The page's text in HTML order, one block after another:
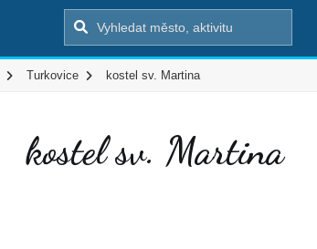
Turkovice kostel sv. Martina
kostel sv. Martina